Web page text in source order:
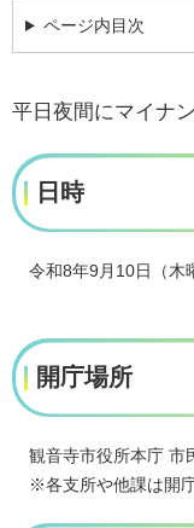
ページ内目次
平日夜間にマイナ
日時
令和8年9月10日（木
開庁場所
観音寺市役所本庁 市
※各支所や他課は開庁